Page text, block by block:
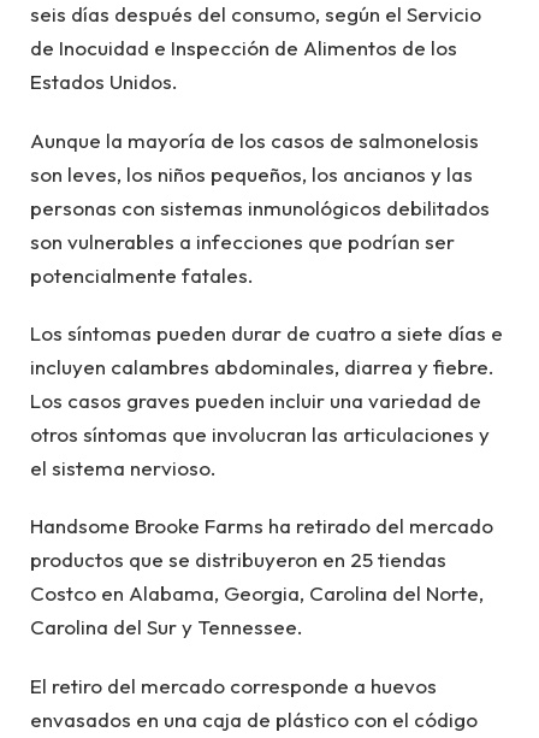
seis días después del consumo, según el Servicio
de Inocuidad e Inspección de Alimentos de los
Estados Unidos.
Aunque la mayoría de los casos de salmonelosis
son leves, los niños pequeños, los ancianos y las
personas con sistemas inmunológicos debilitados
son vulnerables a infecciones que podrían ser
potencialmente fatales.
Los síntomas pueden durar de cuatro a siete días e
incluyen calambres abdominales, diarrea y fiebre.
Los casos graves pueden incluir una variedad de
otros síntomas que involucran las articulaciones y
el sistema nervioso.
Handsome Brooke Farms ha retirado del mercado
productos que se distribuyeron en 25 tiendas
Costco en Alabama, Georgia, Carolina del Norte,
Carolina del Sur y Tennessee.
El retiro del mercado corresponde a huevos
envasados ​​en una caja de plástico con el código